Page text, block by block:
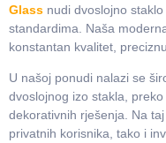
Glass nudi dvoslojno
standardima. Naša
konstantan kvalitet,
U našoj ponudi nalazi se
dvoslojnog izo stakla,
dekorativnih rješenja. Na
privatnih korisnika, tako i